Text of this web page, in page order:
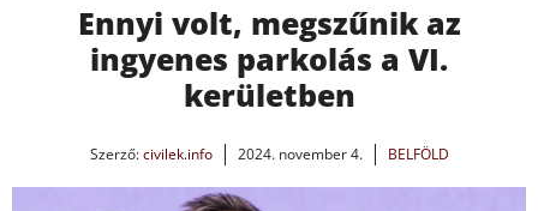
Ennyi volt, megszűnik az
ingyenes parkolás a VI.
kerületben
Szerző:civilek.info 2024. november 4. BELFÖLD